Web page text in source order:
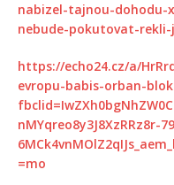
nabizel-tajnou-dohodu-
nebude-pokutovat-rekli-
https://echo24.cz/a/
evropu-babis-orban-
nMYqreo8y3J8XzRRz8r-
=mo